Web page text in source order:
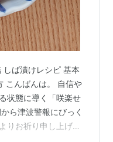
しば漬けレシピ 基本
こんばんは。 自信や
状態に導く「咲楽せ
ら津波警報にびっく
りお祈り申し上げま